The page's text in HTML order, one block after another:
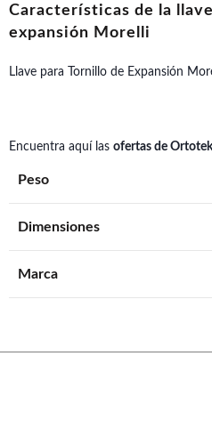
Características de la
expansión Morelli
Llave para Tornillo de Expansión
Encuentra aquí las ofertas de Ortotek
Peso
Dimensiones
Marca